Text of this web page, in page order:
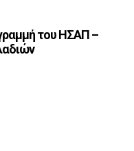
του ΗΣΑΠ –